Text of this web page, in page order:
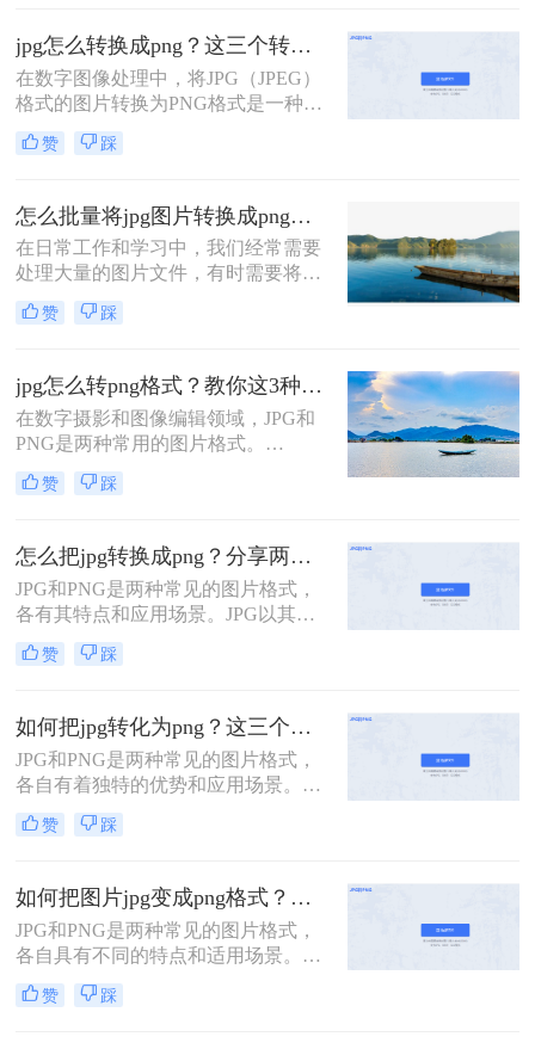
明背景和更高的色彩深度受到设计师
和网页开发者的青睐。有时候，我们
可能需要将JPG照片转换成PNG格式
以满足特定的需求。那么照片jpg怎么
转换成png呢？本文将介绍几种简单
有效的方法来实现JPG到PNG的转
jpg怎么转换成png？这三个转换方法教会你！
在数字图像处理中，将JPG（JPEG）
格式的图片转换为PNG格式是一种常
见的需求。JPG因其高效的压缩算法
而广泛用于存储和传输照片，但它在
PNG。PNG格式则以其无损压缩、支
持透明度和广泛的色彩支持而受到设
计师和网页开发者的青睐。那么jpg怎
么转换成png呢？本文将介绍几种简
单且实用的方法，帮助你将JPG图片
转换为PNG格式。
赞 踩
怎么批量将jpg图片转换成png图片？这三种方法任你选择！
在日常工作和学习中，我们经常需要
处理大量的图片文件，有时需要将
JPG格式的图片批量转换为PNG格
式。PNG格式以其无损压缩、支持透
计等领域得到广泛应用。那么怎么批
量将jpg图片转换成png图片呢？本文
将详细介绍几种批量将JPG图片转换
成PNG图片的方法，帮助读者高效完
成这一任务。
赞 踩
jpg怎么转png格式？教你这3种简单又实用的方法！
在数字摄影和图像编辑领域，JPG和
PNG是两种常用的图片格式。
JPG（Joint Photographic Experts
Group）是一种有损的图片格式，支
质量。而PNG（Portable Network
Graphics）是一种无损的图片格式，
支持透明背景和24位颜色，但文件大
小通常较大。
赞 踩
怎么把jpg转换成png？分享两种实用方法！
JPG和PNG是两种常见的图片格式，
各有其特点和应用场景。JPG以其高
效的压缩算法广泛应用于各类图片存
储和传输，而PNG则以其无损压缩和
选。那么怎么把jpg转换成png呢？，
我们可以采用以下两种实用方法。
赞 踩
如何把jpg转化为png？这三个方法教会你！
JPG和PNG是两种常见的图片格式，
各自有着独特的优势和应用场景。
JPG以其高效的压缩算法和广泛的应
用范围受到大家的喜爱，而PNG则以
场合下成为首选。那么，如何把jpg转
化为png呢？下面将介绍三种实用的
方法。
赞 踩
如何把图片jpg变成png格式？这四种转换秘诀值得一试！
JPG和PNG是两种常见的图片格式，
各自具有不同的特点和适用场景。
JPG格式以其高效的压缩能力和良好
的图像质量而著称，而PNG格式则因
赞 踩